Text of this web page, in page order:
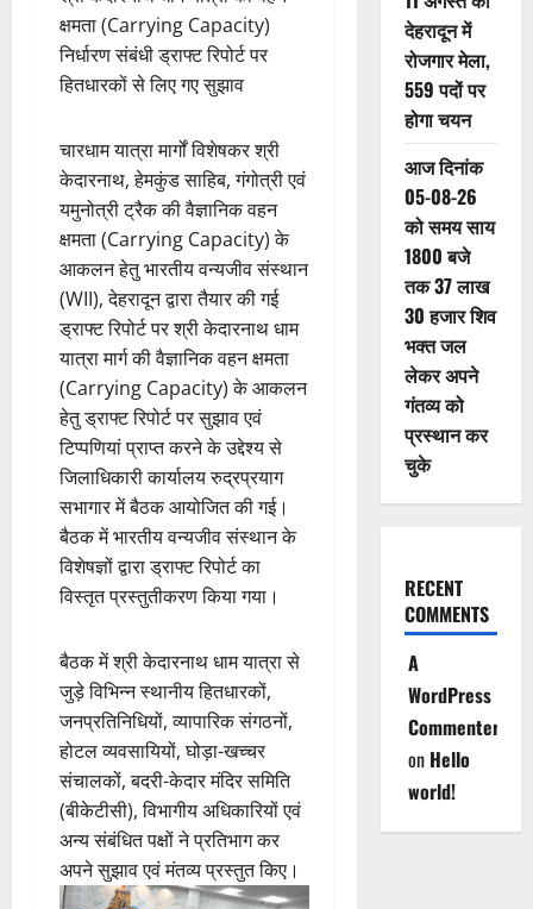
क्षमता (Carrying Capacity)
निर्धारण संबंधी ड्राफ्ट रिपोर्ट पर
हितधारकों से लिए गए सुझाव
चारधाम यात्रा मार्गों विशेषकर श्री
केदारनाथ, हेमकुंड साहिब, गंगोत्री एवं
यमुनोत्री ट्रैक की वैज्ञानिक वहन
क्षमता (Carrying Capacity) के
आकलन हेतु भारतीय वन्यजीव संस्थान
(WII), देहरादून द्वारा तैयार की गई
ड्राफ्ट रिपोर्ट पर श्री केदारनाथ धाम
यात्रा मार्ग की वैज्ञानिक वहन क्षमता
(Carrying Capacity) के आकलन
हेतु ड्राफ्ट रिपोर्ट पर सुझाव एवं
टिप्पणियां प्राप्त करने के उद्देश्य से
जिलाधिकारी कार्यालय रुद्रप्रयाग
सभागार में बैठक आयोजित की गई।
बैठक में भारतीय वन्यजीव संस्थान के
विशेषज्ञों द्वारा ड्राफ्ट रिपोर्ट का
विस्तृत प्रस्तुतीकरण किया गया।
बैठक में श्री केदारनाथ धाम यात्रा से
जुड़े विभिन्न स्थानीय हितधारकों,
जनप्रतिनिधियों, व्यापारिक संगठनों,
होटल व्यवसायियों, घोड़ा-खच्चर
संचालकों, बदरी-केदार मंदिर समिति
(बीकेटीसी), विभागीय अधिकारियों एवं
अन्य संबंधित पक्षों ने प्रतिभाग कर
अपने सुझाव एवं मंतव्य प्रस्तुत किए।
देहरादून में
रोजगार मेला,
559 पदों पर
होगा चयन
आज दिनांक
05-08-26
को समय साय
1800 बजे
तक 37 लाख
30 हजार शिव
भक्त जल
लेकर अपने
गंतव्य को
प्रस्थान कर
चुके
RECENT
COMMENTS
A
WordPress
Commenter
on Hello
world!